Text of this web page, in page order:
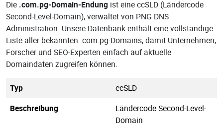
Die .com.pg-Domain-Endung ist eine ccSLD (Ländercode
Second-Level-Domain), verwaltet von PNG DNS
Administration. Unsere Datenbank enthält eine vollständige
Liste aller bekannten .com.pg-Domains, damit Unternehmen,
Forscher und SEO-Experten einfach auf aktuelle
Domaindaten zugreifen können.
Typ
ccSLD
Beschreibung
Ländercode Second-Level-
Domain